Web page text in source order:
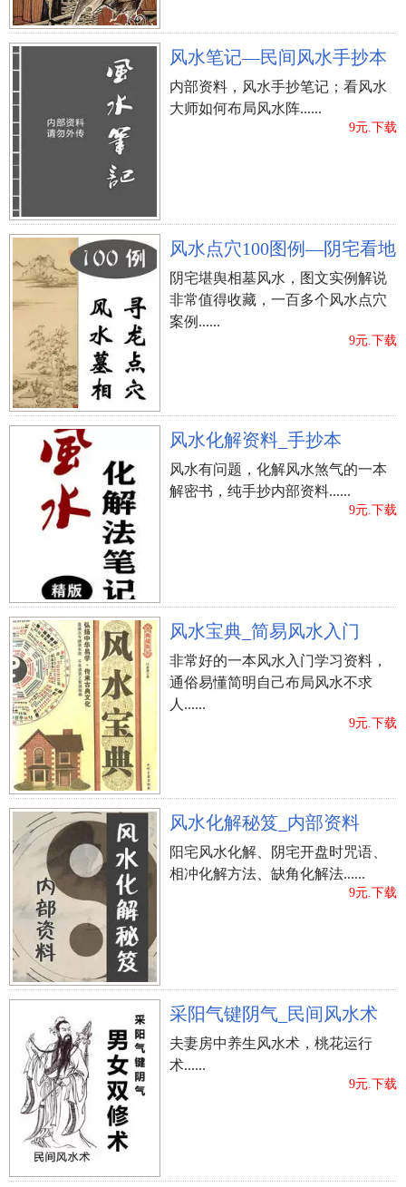
老皇历今日卦象 春节有哪些习俗风俗
上一篇：
农历一月二十能够签订开张吗？
风水笔记—民间风水手抄本
内部资料，风水手抄笔记；看风水
大师如何布局风水阵......
9元.下载
风水点穴100图例—阴宅看地
阴宅堪舆相墓风水，图文实例解说
非常值得收藏，一百多个风水点穴
案例......
9元.下载
风水化解资料_手抄本
风水有问题，化解风水煞气的一本
解密书，纯手抄内部资料......
9元.下载
风水宝典_简易风水入门
非常好的一本风水入门学习资料，
通俗易懂简明自己布局风水不求
人......
9元.下载
风水化解秘笈_内部资料
阳宅风水化解、阴宅开盘时咒语、
相冲化解方法、缺角化解法......
9元.下载
采阳气键阴气_民间风水术
夫妻房中养生风水术，桃花运行
术......
9元.下载